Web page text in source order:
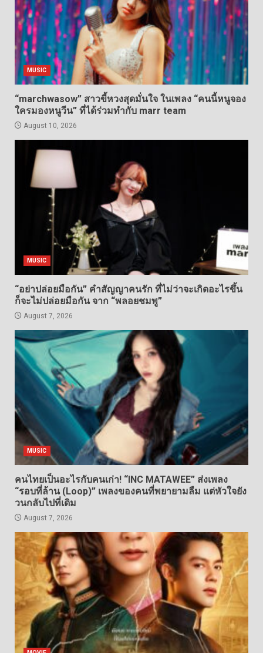
MUSIC
“marchwasow” สาวขี้หวงสุดมั่นใจ ในเพลง “คนนี้หนูจอง
ใครมองหนูวีน” ที่ได้ร่วมทำกับ marr team
August 10, 2026
MUSIC
“อย่าปล่อยมือกัน” คำสัญญาคนรัก ที่ไม่ว่าจะเกิดอะไรขึ้น
ก็จะไม่ปล่อยมือกัน จาก “พลอยชมพู”
August 7, 2026
MUSIC
คนไทยเป็นอะไรกับคนเก่า! “INC MATAWEE” ส่งเพลง
“รอบที่ล้าน (Loop)” เพลงของคนที่พยายามลืม แต่หัวใจยัง
วนกลับไปที่เดิม
August 7, 2026